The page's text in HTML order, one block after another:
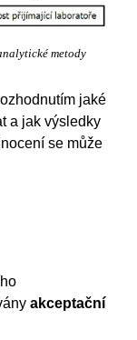
metody
jaké
a jak výsledky
se může
akceptační